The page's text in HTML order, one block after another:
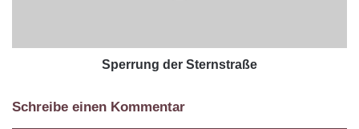
Sperrung der Sternstraße
Schreibe einen Kommentar